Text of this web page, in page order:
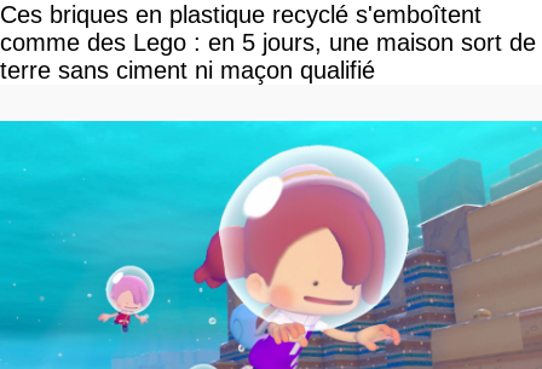
Ces briques en plastique recyclé s'emboîtent
comme des Lego : en 5 jours, une maison sort de
terre sans ciment ni maçon qualifié